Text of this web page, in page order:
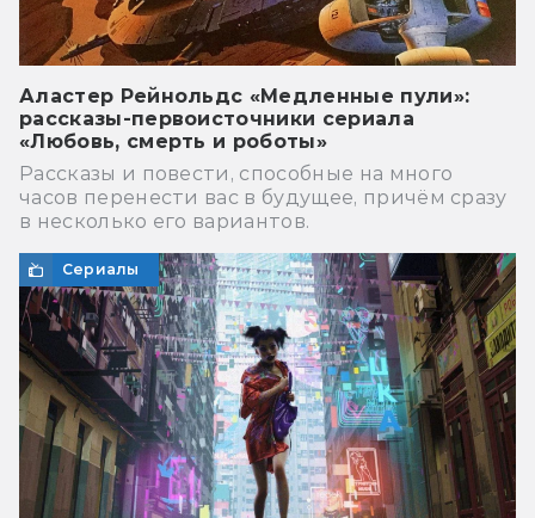
Аластер Рейнольдс «Медленные пули»:
рассказы-первоисточники сериала
«Любовь, смерть и роботы»
Рассказы и повести, способные на много
часов перенести вас в будущее, причём сразу
в несколько его вариантов.
Сериалы